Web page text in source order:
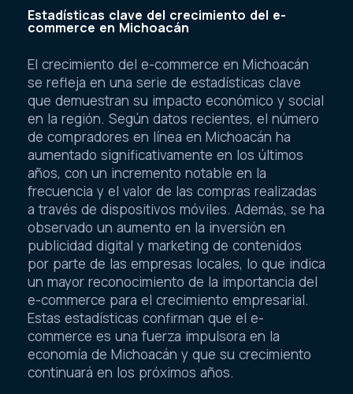
Estadísticas clave del crecimiento del e-
El crecimiento del e-commerce en Michoacán
se refleja en una serie de estadísticas clave
que demuestran su impacto económico y social
en la región. Según datos recientes, el número
de compradores en línea en Michoacán ha
aumentado significativamente en los últimos
años, con un incremento notable en la
frecuencia y el valor de las compras realizadas
a través de dispositivos móviles. Además, se ha
observado un aumento en la inversión en
publicidad digital y marketing de contenidos
por parte de las empresas locales, lo que indica
un mayor reconocimiento de la importancia del
e-commerce para el crecimiento empresarial.
Estas estadísticas confirman que el e-
commerce es una fuerza impulsora en la
economía de Michoacán y que su crecimiento
continuará en los próximos años.